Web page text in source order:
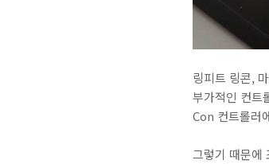
링피트 링콘,
부가적인 컨트
Con 컨트롤러
그렇기 때문에